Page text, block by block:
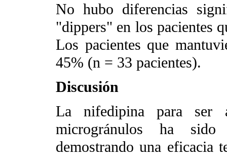
No hubo diferencias
"dippers" en los pacientes
Los pacientes que
45% (n = 33 pacientes).
Discusión
La nifedipina para ser
microgránulos ha
demostrando una eficacia